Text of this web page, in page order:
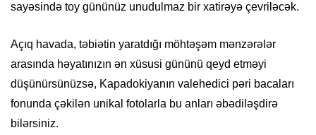
sayəsində toy gününüz unudulmaz bir xatirəyə çevriləcək.
Açıq havada, təbiətin yaratdığı möhtəşəm mənzərələr
arasında həyatınızın ən xüsusi gününü qeyd etməyi
düşünürsünüzsə, Kapadokiyanın valehedici pəri bacaları
fonunda çəkilən unikal fotolarla bu anları əbədiləşdirə
bilərsiniz.